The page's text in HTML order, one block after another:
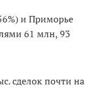
и Приморье
61 млн, 93
сделок почти на